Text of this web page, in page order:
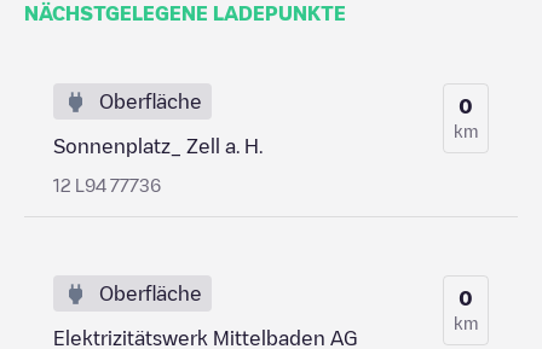
NÄCHSTGELEGENE LADEPUNKTE
Oberfläche
Sonnenplatz_ Zell a. H.
12 L94 77736
0
km
Oberfläche
Elektrizitätswerk Mittelbaden AG
0
km